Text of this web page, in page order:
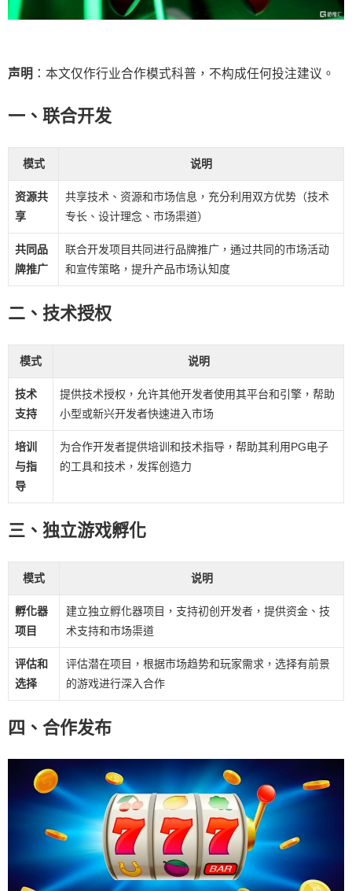
声明 ：本文仅作行业合作模式科普，不构成任何投注建议。
一、联合开发
模式 说明
资源共
享
共享技术、资源和市场信息，充分利用双方优势（技术
专长、设计理念、市场渠道）
共同品
牌推广
联合开发项目共同进行品牌推广，通过共同的市场活动
和宣传策略，提升产品市场认知度
二、技术授权
模式 说明
技术
支持
提供技术授权，允许其他开发者使用其平台和引擎，帮助
小型或新兴开发者快速进入市场
培训
与指
导
为合作开发者提供培训和技术指导，帮助其利用PG电子
的工具和技术，发挥创造力
三、独立游戏孵化
模式 说明
孵化器
项目
建立独立孵化器项目，支持初创开发者，提供资金、技
术支持和市场渠道
评估和
选择
评估潜在项目，根据市场趋势和玩家需求，选择有前景
的游戏进行深入合作
四、合作发布